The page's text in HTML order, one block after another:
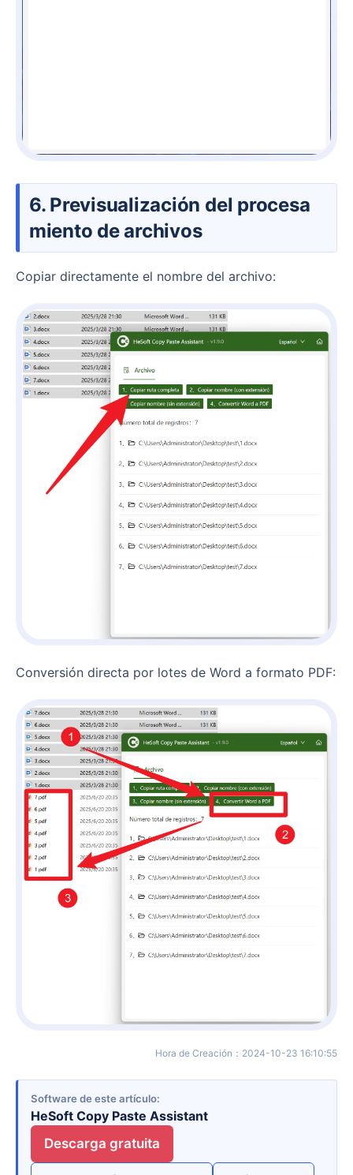
6. Previsualización del procesa
miento de archivos
Copiar directamente el nombre del archivo:
Conversión directa por lotes de Word a formato PDF:
Hora de Creación ： 2024-10-23 16:10:55
Software de este artículo
HeSoft Copy Paste Assistant
Descarga gratuita